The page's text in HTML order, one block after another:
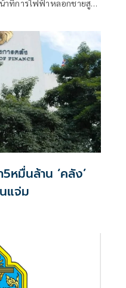
าที่การไฟฟ้าหลอกชายสูง
5หมื่นล้าน ‘คลัง’
แจ่ม